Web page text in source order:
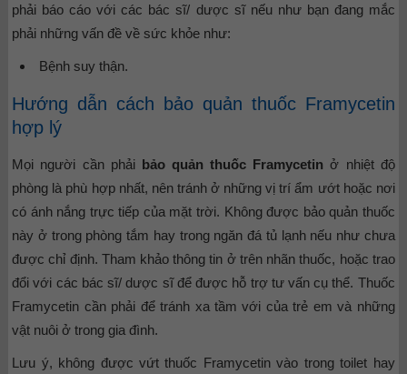
phải báo cáo với các bác sĩ/ dược sĩ nếu như bạn đang mắc
phải những vấn đề về sức khỏe như:
Bệnh suy thận.
Hướng dẫn cách bảo quản thuốc Framycetin
hợp lý
Mọi người cần phải bảo quản thuốc Framycetin ở nhiệt độ
phòng là phù hợp nhất, nên tránh ở những vị trí ẩm ướt hoặc nơi
có ánh nắng trực tiếp của mặt trời. Không được bảo quản thuốc
này ở trong phòng tắm hay trong ngăn đá tủ lạnh nếu như chưa
được chỉ định. Tham khảo thông tin ở trên nhãn thuốc, hoặc trao
đổi với các bác sĩ/ dược sĩ để được hỗ trợ tư vấn cụ thể. Thuốc
Framycetin cần phải để tránh xa tầm với của trẻ em và những
vật nuôi ở trong gia đình.
Lưu ý, không được vứt thuốc Framycetin vào trong toilet hay